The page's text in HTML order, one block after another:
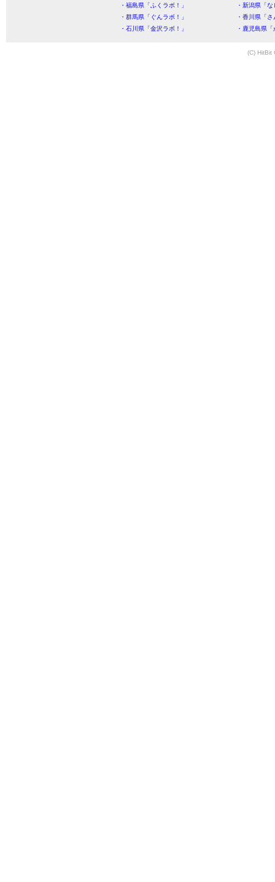
・福島県「ふくラボ！」
・新潟県「
・群馬県「ぐんラボ！」
・香川県「
・石川県「金沢ラボ！」
・鹿児島県
(C) HitBit